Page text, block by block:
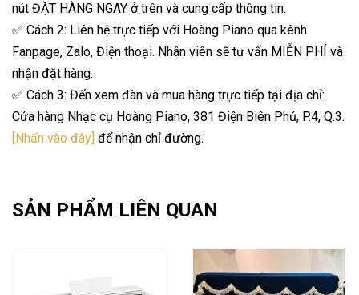
nút ĐẶT HÀNG NGAY ở trên và cung cấp thông tin.
✅ Cách 2: Liên hệ trực tiếp với Hoàng Piano qua kênh
Fanpage, Zalo, Điện thoại. Nhân viên sẽ tư vấn MIỄN PHÍ và
nhận đặt hàng.
✅ Cách 3: Đến xem đàn và mua hàng trực tiếp tại địa chỉ:
Cửa hàng Nhạc cụ Hoàng Piano, 381 Điện Biên Phủ, P.4, Q.3.
[Nhấn vào đây] để nhận chỉ đường.
SẢN PHẨM LIÊN QUAN